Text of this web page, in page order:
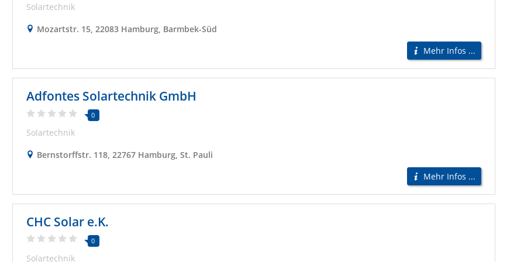
Solartechnik
Mozartstr. 15, 22083 Hamburg, Barmbek-Süd
Mehr Infos ...
Adfontes Solartechnik GmbH
0
Solartechnik
Bernstorffstr. 118, 22767 Hamburg, St. Pauli
Mehr Infos ...
CHC Solar e.K.
0
Solartechnik